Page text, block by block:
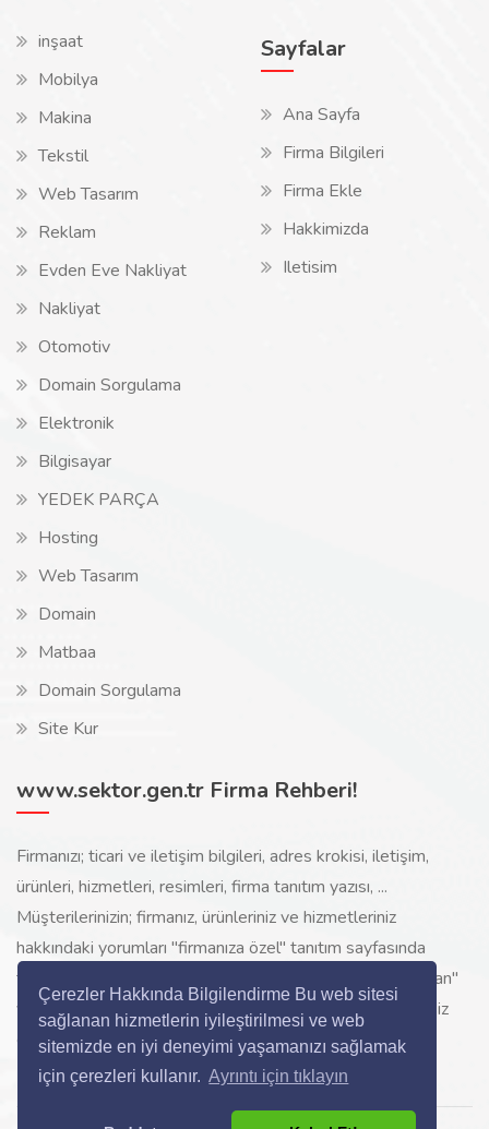
Çerezler Hakkında Bilgilendirme Bu web sitesi
sağlanan hizmetlerin iyileştirilmesi ve web
sitemizde en iyi deneyimi yaşamanızı sağlamak
için çerezleri kullanır. Ayrıntı için tıklayın
inşaat
Mobilya
Makina
Tekstil
Web Tasarım
Reklam
Evden Eve Nakliyat
Nakliyat
Otomotiv
Domain Sorgulama
Elektronik
Bilgisayar
YEDEK PARÇA
Hosting
Web Tasarım
Domain
Matbaa
Domain Sorgulama
Site Kur
Sayfalar
Ana Sayfa
Firma Bilgileri
Firma Ekle
Hakkimizda
Iletisim
www.sektor.gen.tr Firma Rehberi!
Firmanızı; ticari ve iletişim bilgileri, adres krokisi, iletişim,
ürünleri, hizmetleri, resimleri, firma tanıtım yazısı, ...
Müşterilerinizin; firmanız, ürünleriniz ve hizmetleriniz
hakkındaki yorumları "firmanıza özel" tanıtım sayfasında
toplanarak ürünlerinizi, hizmetlerinizi, internette "sizi arayan"
yeni müşterilerinize www.sektor.gen.tr aracılığı ile ücretsiz
gösterilir.